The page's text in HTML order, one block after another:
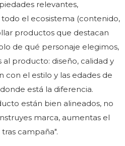
relevantes,
el ecosistema (contenido,
productos que destacan
de qué personaje elegimos,
producto: diseño, calidad y
el estilo y las edades de
está la diferencia.
están bien alineados, no
marca, aumentas el
campaña".